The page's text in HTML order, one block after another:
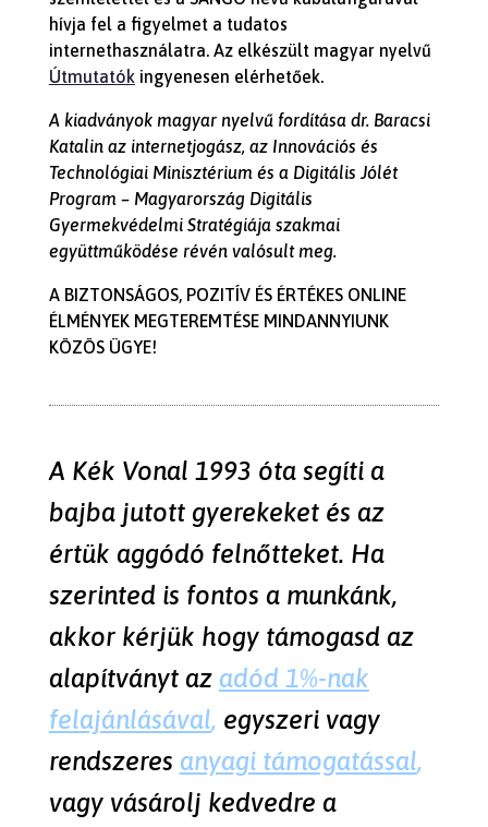
hívja fel a figyelmet a tudatos
internethasználatra. Az elkészült magyar nyelvű
Útmutatókingyenesen elérhetőek.
A kiadványok magyar nyelvű fordítása dr. Baracsi
Katalin az internetjogász, az Innovációs és
Technológiai Minisztérium és a Digitális Jólét
Program – Magyarország Digitális
Gyermekvédelmi Stratégiája szakmai
együttműködése révén valósult meg.
A BIZTONSÁGOS, POZITÍV ÉS ÉRTÉKES ONLINE
ÉLMÉNYEK MEGTEREMTÉSE MINDANNYIUNK
KÖZÖS ÜGYE!
A Kék Vonal 1993 óta segíti a
bajba jutott gyerekeket és az
értük aggódó felnőtteket. Ha
szerinted is fontos a munkánk,
akkor kérjük hogy támogasd az
alapítványt az adód 1%-nak
felajánlásával, egyszeri vagy
rendszeres anyagi támogatással,
vagy vásárolj kedvedre a